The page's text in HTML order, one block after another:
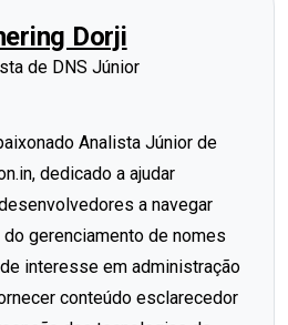
Dorji
de DNS Júnior
Analista Júnior de
dedicado a ajudar
a navegar
gerenciamento de nomes
interesse em administração
conteúdo esclarecedor